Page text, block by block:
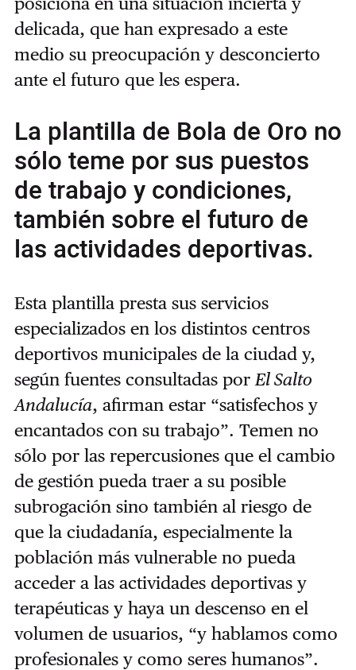
delicada, que han expresado a este
medio su preocupación y desconcierto
ante el futuro que les espera.
La plantilla de Bola de Oro no
sólo teme por sus puestos
de trabajo y condiciones,
también sobre el futuro de
las actividades deportivas.
Esta plantilla presta sus servicios
especializados en los distintos centros
deportivos municipales de la ciudad y,
según fuentes consultadas por El Salto
Andalucía, afirman estar “satisfechos y
encantados con su trabajo”. Temen no
sólo por las repercusiones que el cambio
de gestión pueda traer a su posible
subrogación sino también al riesgo de
que la ciudadanía, especialmente la
población más vulnerable no pueda
acceder a las actividades deportivas y
terapéuticas y haya un descenso en el
volumen de usuarios, “y hablamos como
profesionales y como seres humanos”.